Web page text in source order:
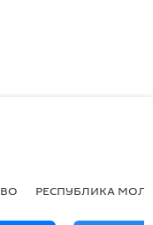
РЕСПУБЛИКА